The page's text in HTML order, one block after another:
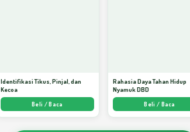
Identifikasi Tikus, Pinjal, dan
Kecoa
Beli / Baca
Rahasia Daya Tahan Hidup
Nyamuk DBD
Beli / Baca